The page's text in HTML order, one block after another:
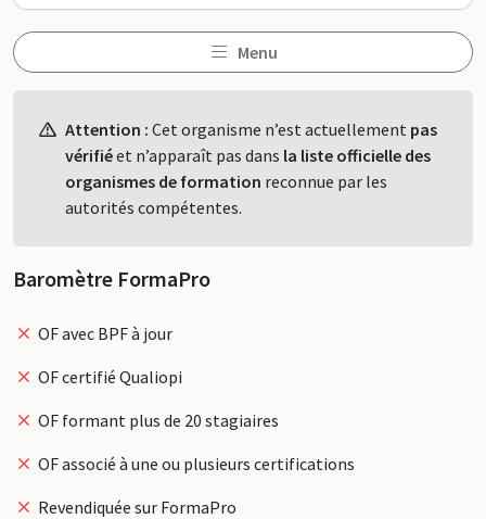
Menu
Attention : Cet organisme n’est actuellement pas
vérifiéet n’apparaît pas dans la liste officielle des
organismes de formation reconnue par les
autorités compétentes.
Baromètre FormaPro
OF avec BPF à jour
OF certifié Qualiopi
OF formant plus de 20 stagiaires
OF associé à une ou plusieurs certifications
Revendiquée sur FormaPro